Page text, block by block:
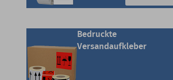
Bedruckte
Versandaufkleber